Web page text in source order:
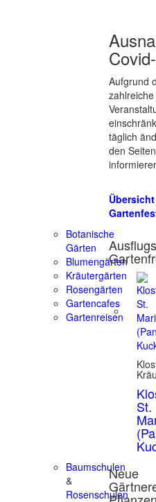
Aufgrund
täglich
den
Botanische
Gärten
Blumengärten
Kräutergärten
Rosengärten
Gartencafes
Gartenreisen
St.
Baumschulen
&
Rosenschulen
Neue